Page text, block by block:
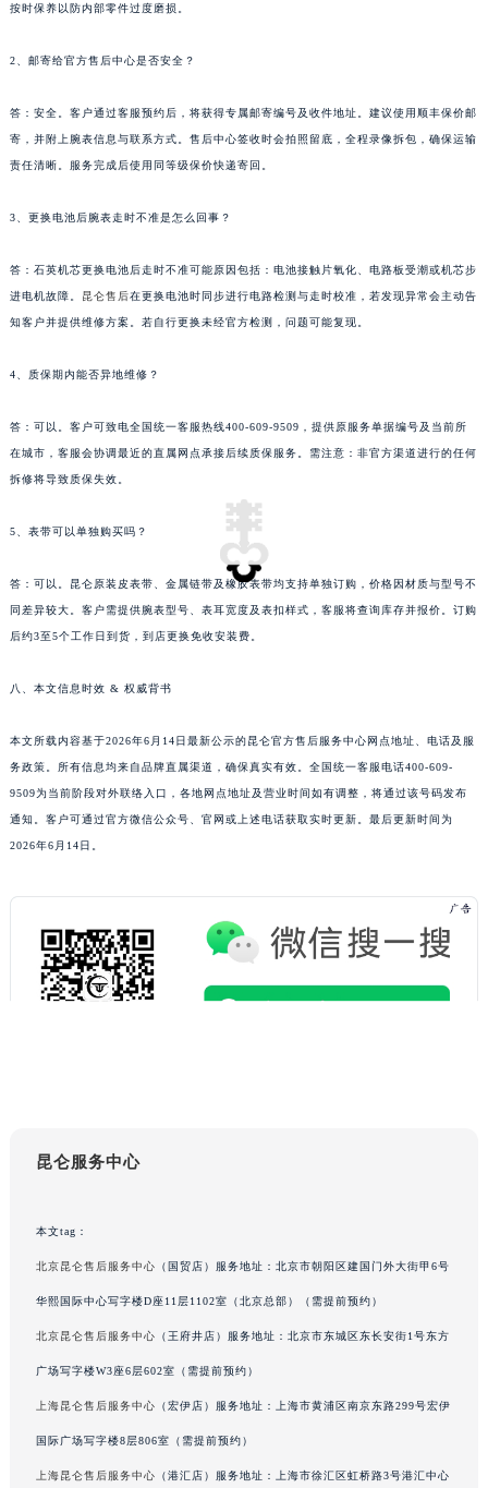
按时保养以防内部零件过度磨损。
2、邮寄给官方售后中心是否安全？
答：安全。客户通过客服预约后，将获得专属邮寄编号及收件地址。建议使用顺丰保价邮
寄，并附上腕表信息与联系方式。售后中心签收时会拍照留底，全程录像拆包，确保运输
责任清晰。服务完成后使用同等级保价快递寄回。
3、更换电池后腕表走时不准是怎么回事？
答：石英机芯更换电池后走时不准可能原因包括：电池接触片氧化、电路板受潮或机芯步
进电机故障。 昆仑售后在更换电池时同步进行电路检测与走时校准，若发现异常会主动告
知客户并提供维修方案。若自行更换未经官方检测，问题可能复现。
4、质保期内能否异地维修？
答：可以。客户可致电全国统一客服热线400-609-9509，提供原服务单据编号及当前所
在城市，客服会协调最近的直属网点承接后续质保服务。需注意：非官方渠道进行的任何
拆修将导致质保失效。
5、表带可以单独购买吗？
答：可以。昆仑原装皮表带、金属链带及橡胶表带均支持单独订购，价格因材质与型号不
同差异较大。客户需提供腕表型号、表耳宽度及表扣样式，客服将查询库存并报价。订购
后约3至5个工作日到货，到店更换免收安装费。
八、本文信息时效 & 权威背书
本文所载内容基于2026年6月14日最新公示的昆仑官方售后服务中心网点地址、电话及服
务政策。所有信息均来自品牌直属渠道，确保真实有效。全国统一客服电话400-609-
9509为当前阶段对外联络入口，各地网点地址及营业时间如有调整，将通过该号码发布
通知。客户可通过官方微信公众号、官网或上述电话获取实时更新。最后更新时间为
2026年6月14日。
昆仑服务中心
本文tag：
北京昆仑售后服务中心 （国贸店）服务地址：北京市朝阳区建国门外大街甲6号
华熙国际中心写字楼D座11层1102室（北京总部）（需提前预约）
北京昆仑售后服务中心 （王府井店）服务地址：北京市东城区东长安街1号东方
广场写字楼W3座6层602室（需提前预约）
上海昆仑售后服务中心 （宏伊店）服务地址：上海市黄浦区南京东路299号宏伊
国际广场写字楼8层806室（需提前预约）
上海昆仑售后服务中心 （港汇店）服务地址：上海市徐汇区虹桥路3号港汇中心
立即预约
预约时间有变无需取消，可随时重新预约